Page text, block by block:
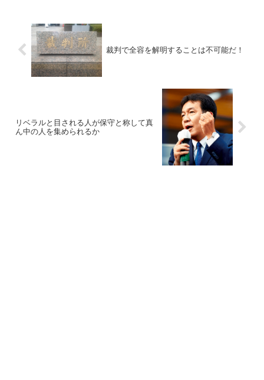
裁判で全容を解明することは不可能だ！
リベラルと目される人が保守と称して真
ん中の人を集められるか